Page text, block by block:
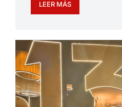
LEER MÁS